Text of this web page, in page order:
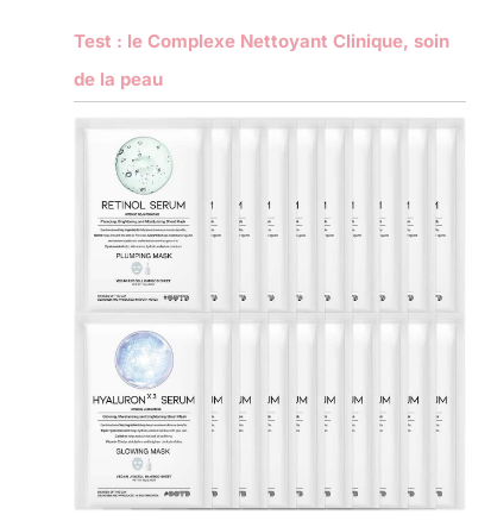
Test : le Complexe Nettoyant Clinique, soin
de la peau